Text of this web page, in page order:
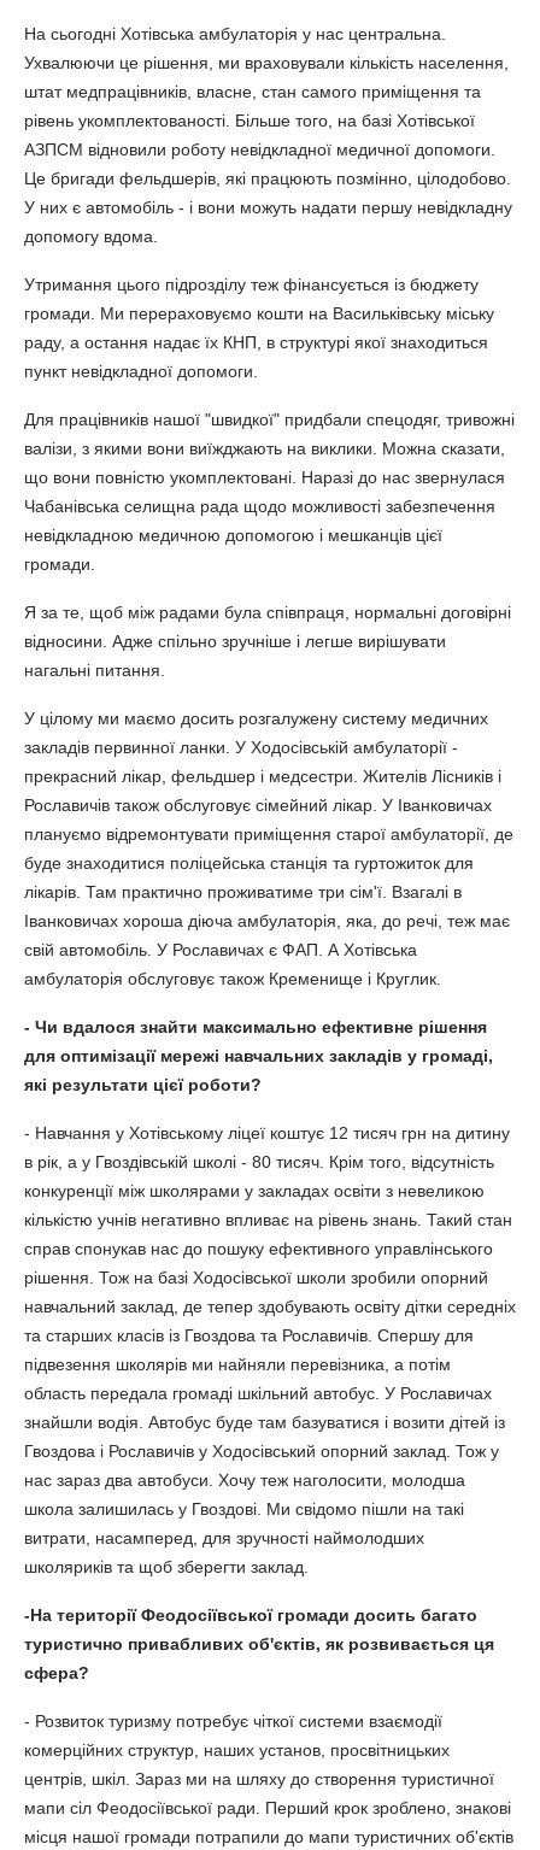
На сьогодні Хотівська амбулаторія у нас центральна.
Ухвалюючи це рішення, ми враховували кількість населення,
штат медпрацівників, власне, стан самого приміщення та
рівень укомплектованості. Більше того, на базі Хотівської
АЗПСМ відновили роботу невідкладної медичної допомоги.
Це бригади фельдшерів, які працюють позмінно, цілодобово.
У них є автомобіль - і вони можуть надати першу невідкладну
допомогу вдома.
Утримання цього підрозділу теж фінансується із бюджету
громади. Ми перераховуємо кошти на Васильківську міську
раду, а остання надає їх КНП, в структурі якої знаходиться
пункт невідкладної допомоги.
Для працівників нашої "швидкої" придбали спецодяг, тривожні
валізи, з якими вони виїжджають на виклики. Можна сказати,
що вони повністю укомплектовані. Наразі до нас звернулася
Чабанівська селищна рада щодо можливості забезпечення
невідкладною медичною допомогою і мешканців цієї
громади.
Я за те, щоб між радами була співпраця, нормальні договірні
відносини. Адже спільно зручніше і легше вирішувати
нагальні питання.
У цілому ми маємо досить розгалужену систему медичних
закладів первинної ланки. У Ходосівській амбулаторії -
прекрасний лікар, фельдшер і медсестри. Жителів Лісників і
Рославичів також обслуговує сімейний лікар. У Іванковичах
плануємо відремонтувати приміщення старої амбулаторії, де
буде знаходитися поліцейська станція та гуртожиток для
лікарів. Там практично проживатиме три сім'ї. Взагалі в
Іванковичах хороша діюча амбулаторія, яка, до речі, теж має
свій автомобіль. У Рославичах є ФАП. А Хотівська
амбулаторія обслуговує також Кременище і Круглик.
- Чи вдалося знайти максимально ефективне рішення
для оптимізації мережі навчальних закладів у громаді,
які результати цієї роботи?
- Навчання у Хотівському ліцеї коштує 12 тисяч грн на дитину
в рік, а у Гвоздівській школі - 80 тисяч. Крім того, відсутність
конкуренції між школярами у закладах освіти з невеликою
кількістю учнів негативно впливає на рівень знань. Такий стан
справ спонукав нас до пошуку ефективного управлінського
рішення. Тож на базі Ходосівської школи зробили опорний
навчальний заклад, де тепер здобувають освіту дітки середніх
та старших класів із Гвоздова та Рославичів. Спершу для
підвезення школярів ми найняли перевізника, а потім
область передала громаді шкільний автобус. У Рославичах
знайшли водія. Автобус буде там базуватися і возити дітей із
Гвоздова і Рославичів у Ходосівський опорний заклад. Тож у
нас зараз два автобуси. Хочу теж наголосити, молодша
школа залишилась у Гвоздові. Ми свідомо пішли на такі
витрати, насамперед, для зручності наймолодших
школяриків та щоб зберегти заклад.
-На території Феодосіївської громади досить багато
туристично привабливих об'єктів, як розвивається ця
сфера?
- Розвиток туризму потребує чіткої системи взаємодії
комерційних структур, наших установ, просвітницьких
центрів, шкіл. Зараз ми на шляху до створення туристичної
мапи сіл Феодосіївської ради. Перший крок зроблено, знакові
місця нашої громади потрапили до мапи туристичних об'єктів